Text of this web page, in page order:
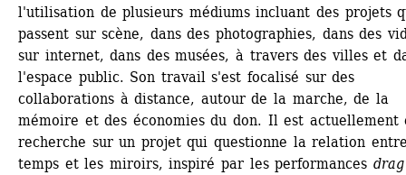
l'utilisation de plusieurs médiums incluant des projets
passent sur scène, dans des photographies, dans des
sur internet, dans des musées, à travers des villes et
l'espace public. Son travail s'est focalisé sur des
collaborations à distance, autour de la marche, de la
mémoire et des économies du don. Il est actuellement
recherche sur un projet qui questionne la relation
temps et les miroirs, inspiré par les performances drag